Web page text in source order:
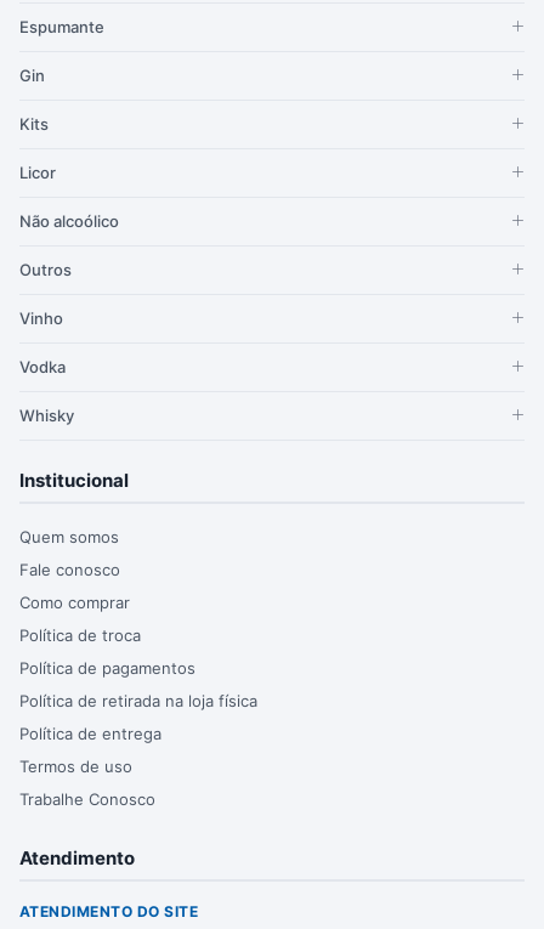
Espumante
Gin
Kits
Licor
Não alcoólico
Outros
Vinho
Vodka
Whisky
Institucional
Quem somos
Fale conosco
Como comprar
Política de troca
Política de pagamentos
Política de retirada na loja física
Política de entrega
Termos de uso
Trabalhe Conosco
Atendimento
ATENDIMENTO DO SITE